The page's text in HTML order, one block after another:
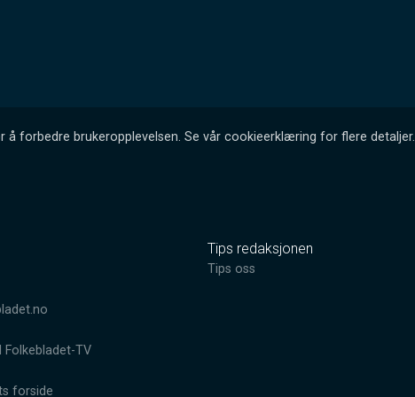
å forbedre brukeropplevelsen. Se vår cookieerklæring for flere detaljer.
Folkebladet-TV
forside
Tips redaksjonen
Tips oss